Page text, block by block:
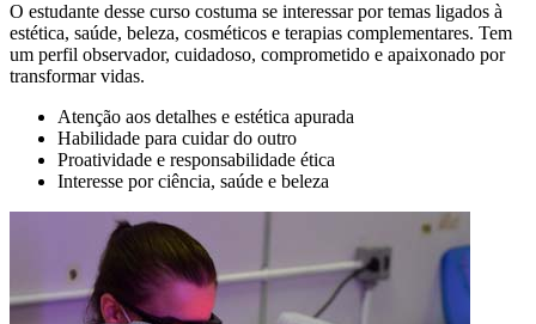
O estudante desse curso costuma se interessar por temas ligados à
estética, saúde, beleza, cosméticos e terapias complementares. Tem
um perfil observador, cuidadoso, comprometido e apaixonado por
transformar vidas.
Atenção aos detalhes e estética apurada
Habilidade para cuidar do outro
Proatividade e responsabilidade ética
Interesse por ciência, saúde e beleza